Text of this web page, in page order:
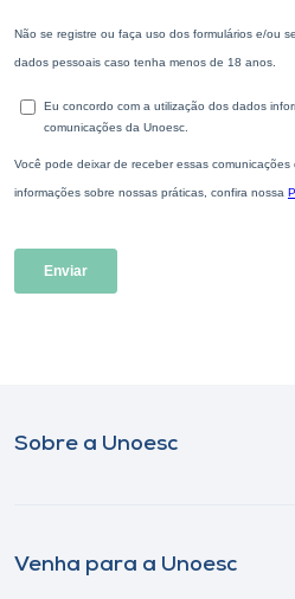
Sobre a Unoesc
Venha para a Unoesc